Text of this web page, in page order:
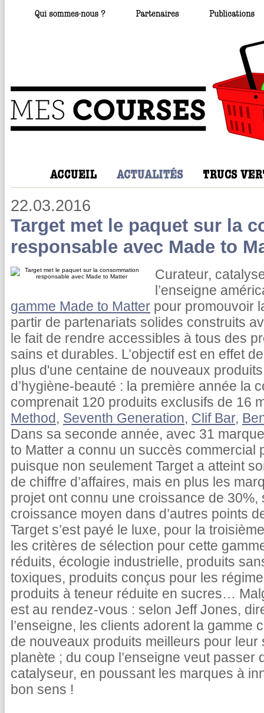
22.03.2016
Target met le paquet sur la
responsable avec Made to
Curateur,
l’enseigne
gamme Made to Matter pour promouvoir
partir de partenariats solides construits
le fait de rendre accessibles à tous des
sains et durables. L’objectif est en effet
plus d'une centaine de nouveaux
d’hygiène-beauté : la première année la
comprenait 120 produits exclusifs de 16
Method, Seventh Generation, Clif Bar,
Dans sa seconde année, avec 31
to Matter a connu un succès commercial
puisque non seulement Target a atteint
de chiffre d’affaires, mais en plus les
projet ont connu une croissance de
croissance moyen dans d’autres points
Target s’est payé le luxe, pour la
les critères de sélection pour cette
réduits, écologie industrielle, produits
toxiques, produits conçus pour les
produits à teneur réduite en sucres…
est au rendez-vous : selon Jeff Jones,
l’enseigne, les clients adorent la gamme
de nouveaux produits meilleurs pour
planète ; du coup l’enseigne veut
catalyseur, en poussant les marques à
bon sens !